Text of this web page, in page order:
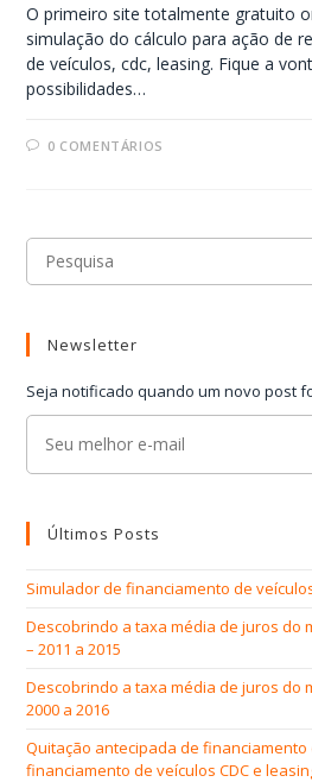
O primeiro site totalmente gratuito
simulação do cálculo para ação de
de veículos, cdc, leasing. Fique a
possibilidades…
0 COMENTÁRIOS
Newsletter
Seja notificado quando um novo post
Últimos Posts
Simulador de financiamento de
Descobrindo a taxa média de juros do
– 2011 a 2015
Descobrindo a taxa média de juros do
2000 a 2016
Quitação antecipada de financiamento
financiamento de veículos CDC e